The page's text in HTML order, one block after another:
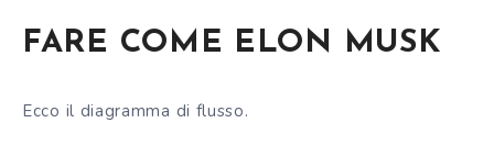
FARE COME ELON MUSK
Ecco il diagramma di flusso.